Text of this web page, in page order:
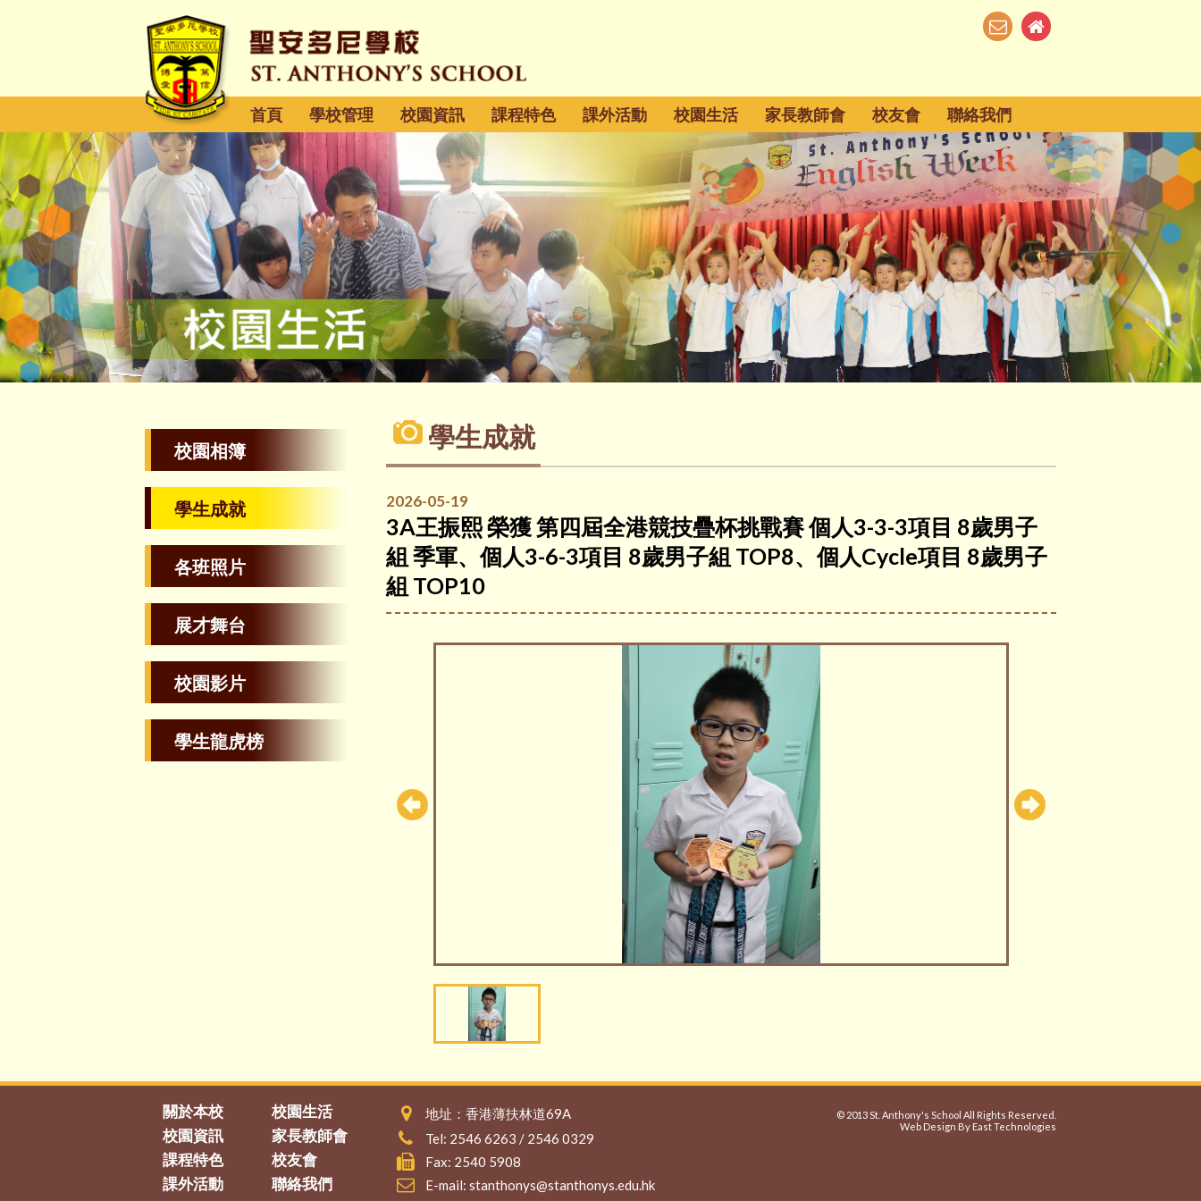
首頁 學校管理 校園資訊 課程特色 課外活動 校園生活 家長教師會 校友會 聯絡我們
校園相簿
學生成就
各班照片
展才舞台
校園影片
學生龍虎榜
學生成就
2026-05-19
3A王振熙 榮獲 第四屆全港競技疊杯挑戰賽 個人3-3-3項目 8歲男子
組 季軍、個人3-6-3項目 8歲男子組 TOP8、個人Cycle項目 8歲男子
組 TOP10
關於本校
校園資訊
課程特色
課外活動
校園生活
家長教師會
校友會
聯絡我們
地址：香港薄扶林道69A
Tel: 2546 6263 / 2546 0329
Fax: 2540 5908
E-mail: stanthonys@stanthonys.edu.hk
© 2013 St. Anthony's School All Rights Reserved.
Web Design By East Technologies